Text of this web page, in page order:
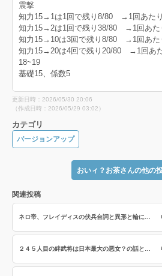
震撃
知力15→1は1回で残り8/80 →1回あた
知力15→2は1回で残り38/80 →1回あた
知力15→10は3回で残り8/80 →1回あた
知力15→20は4回で残り20/80 →1回あ
18~19
基礎15、係数5
更新日時：2026/05/30 20:06
（作成日時：2026/05/29 03:02）
カテゴリ
バージョンアップ
おいィ？お茶さんの他の
関連投稿